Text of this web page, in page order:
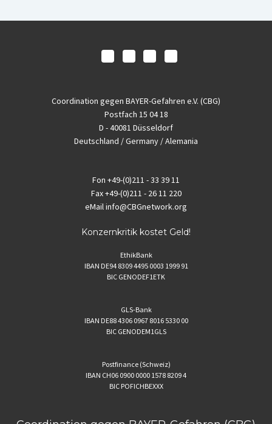
Coordination gegen BAYER-Gefahren e.V. (CBG)
Postfach 15 04 18
D - 40081 Düsseldorf
Deutschland / Germany / Alemania
Fon +49-(0)211 - 33 39 11
Fax+49-(0)211 - 26 11 220
eMailinfo@CBGnetwork.org
Konzernkritik kostet Geld!
EthikBank
IBAN DE94 8309 4495 0003 1999 91
BIC GENODEF1ETK
GLS-Bank
IBAN DE88 4306 0967 8016 5330 00
BIC GENODEM1GLS
Postfinance (Schweiz)
IBAN CH06 0900 0000 1578 8209 4
BIC POFICHBEXXX